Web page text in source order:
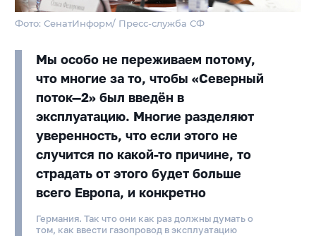
Фото: СенатИнформ/ Пресс-служба СФ
Мы особо не переживаем потому,
что многие за то, чтобы «Северный
поток—2» был введён в
эксплуатацию. Многие разделяют
уверенность, что если этого не
случится по какой-то причине, то
страдать от этого будет больше
всего Европа, и конкретно
Германия. Так что они как раз должны думать о
том, как ввести газопровод в эксплуатацию